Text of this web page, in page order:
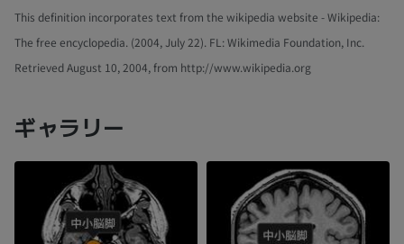
This definition incorporates text from the wikipedia website - Wikipedia:
The free encyclopedia. (2004, July 22). FL: Wikimedia Foundation, Inc.
Retrieved August 10, 2004, from http://www.wikipedia.org
ギャラリー